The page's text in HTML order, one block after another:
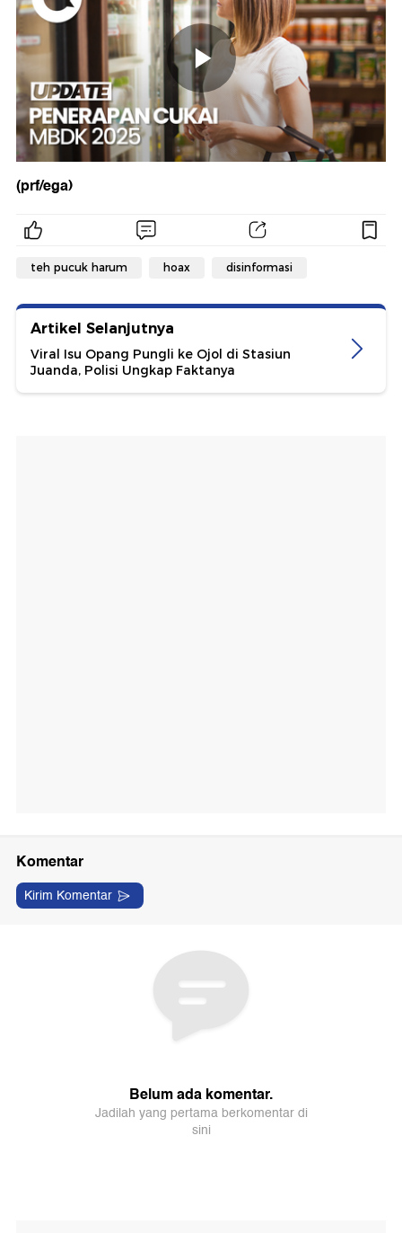
(prf/ega)
teh pucuk harum hoax disinformasi
Artikel Selanjutnya
Viral Isu Opang Pungli ke Ojol di Stasiun
Juanda, Polisi Ungkap Faktanya